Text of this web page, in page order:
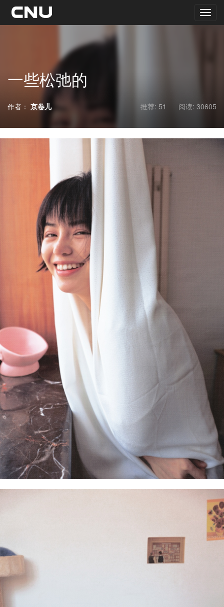
一些松弛的
作者： 京卷儿 推荐: 51 阅读: 30605